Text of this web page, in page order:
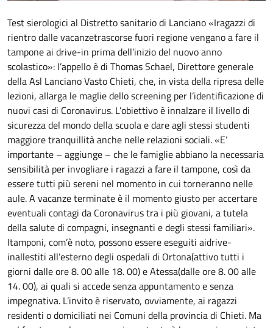
Test sierologici al Distretto sanitario di Lanciano «Iragazzi di
rientro dalle vacanzetrascorse fuori regione vengano a fare il
tampone ai drive-in prima dell’inizio del nuovo anno
scolastico»: l’appello è di Thomas Schael, Direttore generale
della Asl Lanciano Vasto Chieti, che, in vista della ripresa delle
lezioni, allarga le maglie dello screening per l’identificazione di
nuovi casi di Coronavirus. L’obiettivo è innalzare il livello di
sicurezza del mondo della scuola e dare agli stessi studenti
maggiore tranquillità anche nelle relazioni sociali. «E’
importante – aggiunge – che le famiglie abbiano la necessaria
sensibilità per invogliare i ragazzi a fare il tampone, così da
essere tutti più sereni nel momento in cui torneranno nelle
aule. A vacanze terminate è il momento giusto per accertare
eventuali contagi da Coronavirus tra i più giovani, a tutela
della salute di compagni, insegnanti e degli stessi familiari».
Itamponi, com’è noto, possono essere eseguiti aidrive-
inallestiti all’esterno degli ospedali di Ortona(attivo tutti i
giorni dalle ore 8. 00 alle 18. 00) e Atessa(dalle ore 8. 00 alle
14. 00), ai quali si accede senza appuntamento e senza
impegnativa. L’invito è riservato, ovviamente, ai ragazzi
residenti o domiciliati nei Comuni della provincia di Chieti. Ma